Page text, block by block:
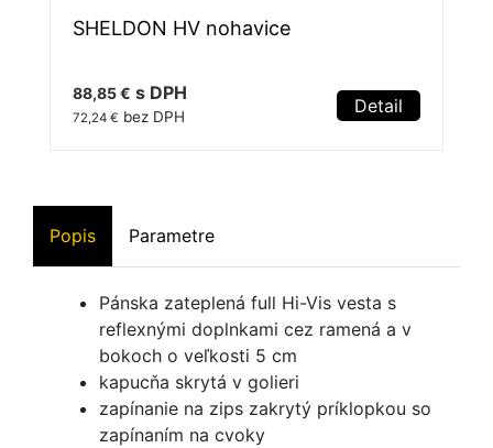
Popis Parametre
Pánska zateplená full Hi-Vis vesta s
reflexnými doplnkami cez ramená a v
bokoch o veľkosti 5 cm
kapucňa skrytá v golieri
zapínanie na zips zakrytý príklopkou so
zapínaním na cvoky
SHELDON HV nohavice
88,85 € s DPH
72,24 € bez DPH Detail